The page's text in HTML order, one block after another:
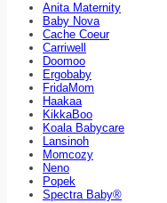
Anita Maternity
Baby Nova
Cache Coeur
Carriwell
Doomoo
Ergobaby
FridaMom
Haakaa
KikkaBoo
Koala Babycare
Lansinoh
Momcozy
Neno
Popek
Spectra Baby®